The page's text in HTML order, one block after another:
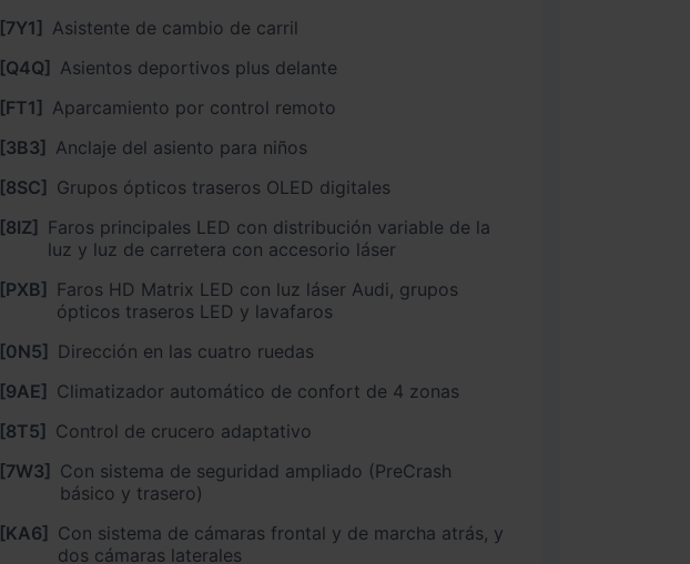
[7Y1] Asistente de cambio de carril
[Q4Q] Asientos deportivos plus delante
[FT1] Aparcamiento por control remoto
[3B3] Anclaje del asiento para niños
[8SC] Grupos ópticos traseros OLED digitales
[8IZ] Faros principales LED con distribución variable de la
luz y luz de carretera con accesorio láser
[PXB] Faros HD Matrix LED con luz láser Audi, grupos
ópticos traseros LED y lavafaros
[0N5] Dirección en las cuatro ruedas
[9AE] Climatizador automático de confort de 4 zonas
[8T5] Control de crucero adaptativo
[7W3] Con sistema de seguridad ampliado (PreCrash
básico y trasero)
[KA6] Con sistema de cámaras frontal y de marcha atrás, y
dos cámaras laterales